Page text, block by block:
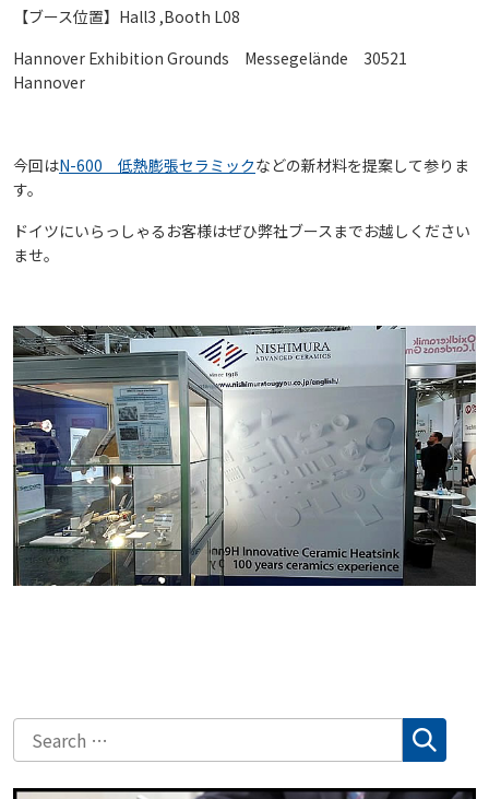
【ブース位置】Hall3 ,Booth L08
Hannover Exhibition Grounds Messegelände 30521
Hannover
今回はN-600 低熱膨張セラミックなどの新材料を提案して参りま
す。
ドイツにいらっしゃるお客様はぜひ弊社ブースまでお越しください
ませ。